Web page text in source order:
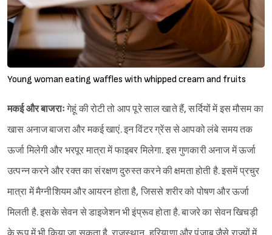
Young woman eating waffles with whipped cream and fruits
मकई और बाजराःगेहूं की रोटी तो आप पूरे साल खाते हैं, सर्दियों में इस मौसम का
खास अनाज बाजरा और मकई खाएं. इन विंटर ग्रेंस से आपको लंबे समय तक
ऊर्जा मिलेगी और भरपूर मात्रा में फाइबर मिलेगा. इस गुणकारी अनाज में ऊर्जा
उत्पन्न करने और रक्त का संरक्षण दुरुस्त करने की क्षमता होती है. इसमें प्रचुर
मात्रा में मैग्नीशियम और आयरन होता है, जिससे शरीर को पोषण और ऊर्जा
मिलती है. इसके सेवन से डाइजेशन भी इंप्रूव होता है. बाजरे का सेवन खिचड़ी